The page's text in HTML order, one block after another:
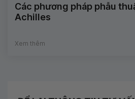
Các phương pháp phẫu
Achilles
Xem thêm